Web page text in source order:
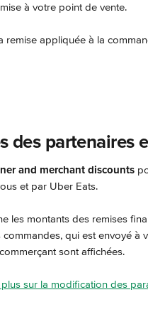
à votre point de vente.
remise appliquée à la
des partenaires
and merchant discounts
et par Uber Eats.
les montants des remises
qui est envoyé à
sont affichées.
sur la modification des